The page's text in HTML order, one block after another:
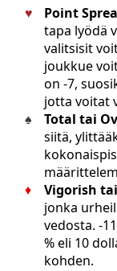
Point
tapa lyödä
valitsisit
joukkue
on -7,
jotta voitat
Total tai
siitä,
Vigorish
jonka
vedosta. -
% eli 10
kohden.